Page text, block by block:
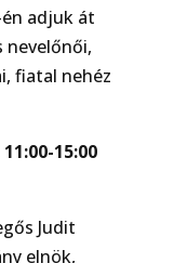
adjuk át
nevelőnői,
fiatal nehéz
15:00
Judit
elnök,